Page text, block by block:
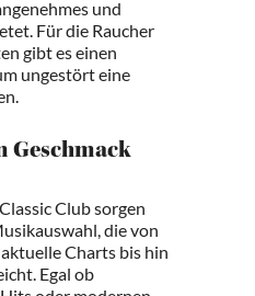
und
Für die Raucher
gibt es einen
ungestört eine
Geschmack
Club sorgen
die von
Charts bis hin
Egal ob